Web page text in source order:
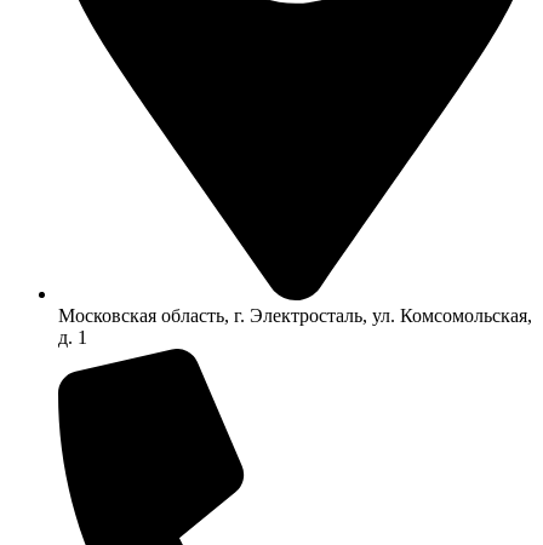
Московская область, г. Электросталь, ул. Комсомольская,
д. 1